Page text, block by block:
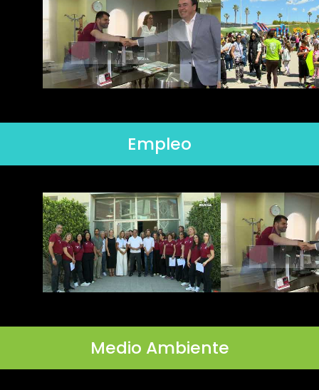
Empleo
Medio Ambiente